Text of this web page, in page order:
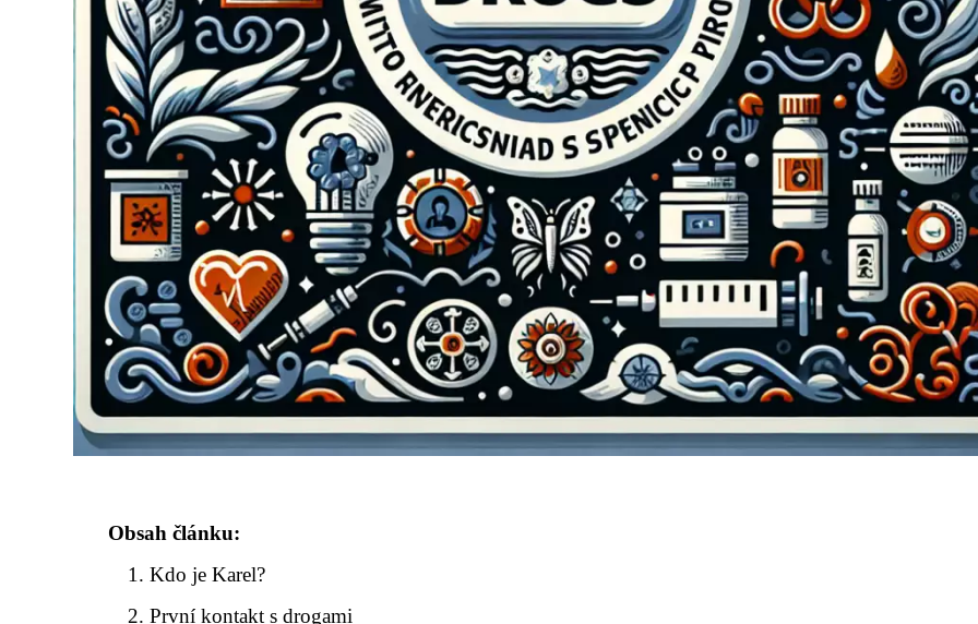
Obsah článku:
Kdo je Karel?
První kontakt s drogami